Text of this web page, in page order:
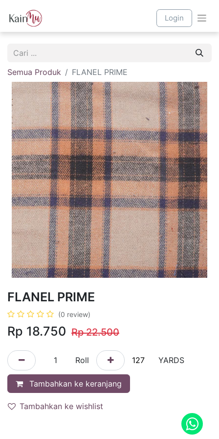
Login
Semua Produk FLANEL PRIME
FLANEL PRIME
(0 review)
Rp 18.750 Rp22.500
Roll YARDS
Tambahkan ke keranjang
Tambahkan ke wishlist